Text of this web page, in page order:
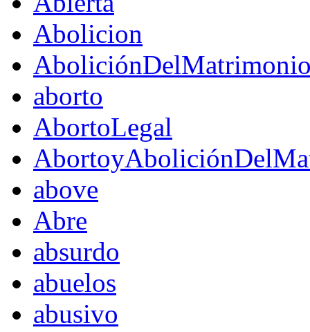
Abolicion
aborto
AbortoLegal
above
Abre
absurdo
abuelos
abusivo